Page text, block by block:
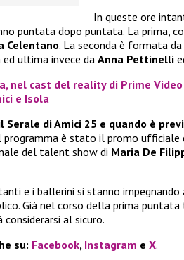
In queste ore
puntata dopo puntata. La prima,
Celentano. La seconda è formata da
ed ultima invece da Anna Pettinelli
nel cast del reality di Prime
e Isola
Serale di Amici 25 e quando è
programma è stato il promo ufficiale
del talent show di Maria De
e i ballerini si stanno
Già nel corso della prima puntata
al sicuro.
su: Facebook, Instagram e X.